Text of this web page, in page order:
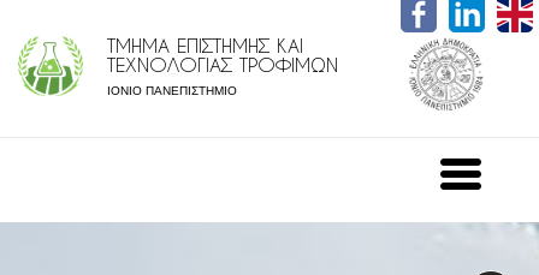
ΤΜΗΜΑ ΕΠΙΣΤΗΜΗΣ ΚΑΙ
ΤΕΧΝΟΛΟΓΙΑΣ ΤΡΟΦΙΜΩΝ
ΙΟΝΙΟ ΠΑΝΕΠΙΣΤΗΜΙΟ